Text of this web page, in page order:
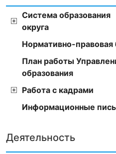
Система образования
округа
Нормативно-правовая
План работы
образования
Работа с кадрами
Информационные
Деятельность